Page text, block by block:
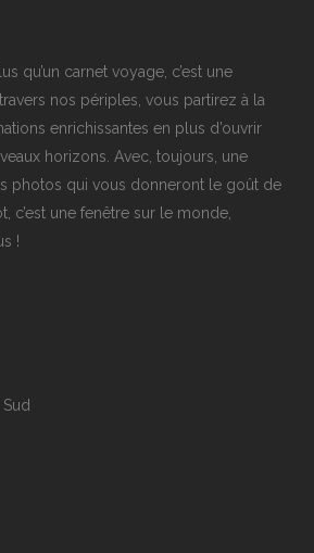
qu’un carnet voyage, c’est une
nos périples, vous partirez à la
enrichissantes en plus d’ouvrir
horizons. Avec, toujours, une
photos qui vous donneront le goût de
c’est une fenêtre sur le monde,
!